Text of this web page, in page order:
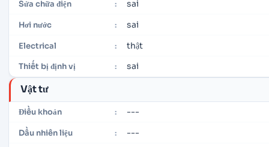
Sửa chữa điện : sai
Hơi nước : sai
Electrical : thật
Thiết bị định vị : sai
Vật tư
Điều khoản : ---
Dầu nhiên liệu : ---